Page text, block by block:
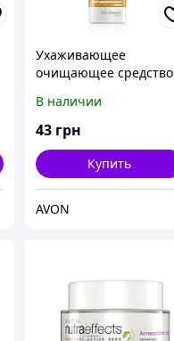
Ухаживающее
очищающее средство
увлажнение» для всей
семьи с овсом и
экстрактом ромашки
Avon, Эйвон, Ейвон,
200 м
В наличии
43 грн
Купить
AVON